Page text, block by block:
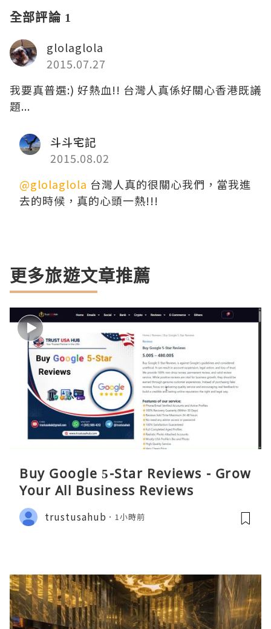
全部評論 1
glolaglola
2015.07.27
我要真普選:) 好熱血!! 台灣人真係好關心香港既議
題...
斗斗宅記
2015.08.02
@glolaglola 台灣人真的很關心我們，當我進
去的時候，真的心頭一熱!!!
更多旅遊文章推薦
Buy Google 5-Star Reviews - Grow
Your All Business Reviews
trustusahub 1小時前